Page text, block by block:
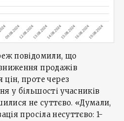
повідомили, що
продажів
цін, проте через
у більшості учасників
не суттєво. «Думали,
просіла несуттєво: 1-